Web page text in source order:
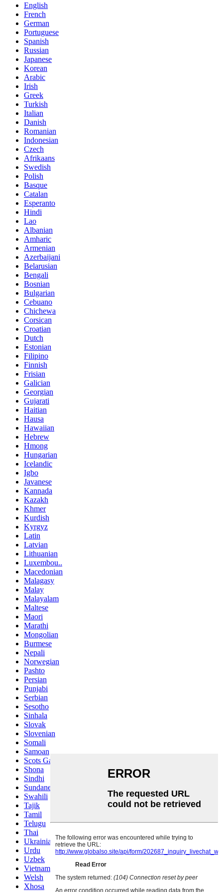
English
French
German
Portuguese
Spanish
Russian
Japanese
Korean
Arabic
Irish
Greek
Turkish
Italian
Danish
Romanian
Indonesian
Czech
Afrikaans
Swedish
Polish
Basque
Catalan
Esperanto
Hindi
Lao
Albanian
Amharic
Armenian
Azerbaijani
Belarusian
Bengali
Bosnian
Bulgarian
Cebuano
Chichewa
Corsican
Croatian
Dutch
Estonian
Filipino
Finnish
Frisian
Galician
Georgian
Gujarati
Haitian
Hausa
Hawaiian
Hebrew
Hmong
Hungarian
Icelandic
Igbo
Javanese
Kannada
Kazakh
Khmer
Kurdish
Kyrgyz
Latin
Latvian
Lithuanian
Luxembou..
Macedonian
Malagasy
Malay
Malayalam
Maltese
Maori
Marathi
Mongolian
Burmese
Nepali
Norwegian
Pashto
Persian
Punjabi
Serbian
Sesotho
Sinhala
Slovak
Slovenian
Somali
Samoan
Scots Gaelic
Shona
Sindhi
Sundanese
Swahili
Tajik
Tamil
Telugu
Thai
Ukrainian
Urdu
Uzbek
Vietnamese
Welsh
Xhosa